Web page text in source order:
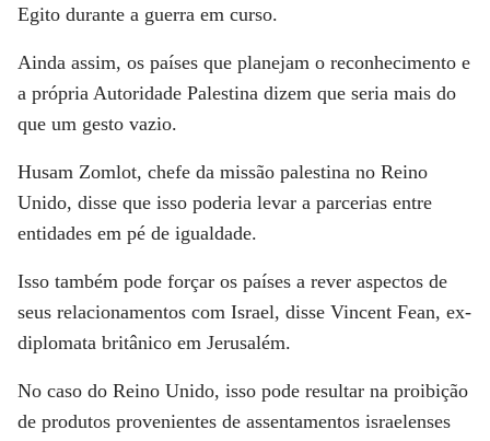
Egito durante a guerra em curso.
Ainda assim, os países que planejam o reconhecimento e
a própria Autoridade Palestina dizem que seria mais do
que um gesto vazio.
Husam Zomlot, chefe da missão palestina no Reino
Unido, disse que isso poderia levar a parcerias entre
entidades em pé de igualdade.
Isso também pode forçar os países a rever aspectos de
seus relacionamentos com Israel, disse Vincent Fean, ex-
diplomata britânico em Jerusalém.
No caso do Reino Unido, isso pode resultar na proibição
de produtos provenientes de assentamentos israelenses